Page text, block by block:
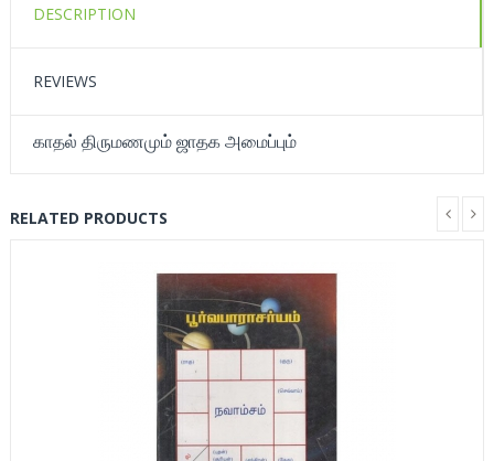
DESCRIPTION
REVIEWS
காதல் திருமணமும் ஜாதக அமைப்பும்
RELATED PRODUCTS